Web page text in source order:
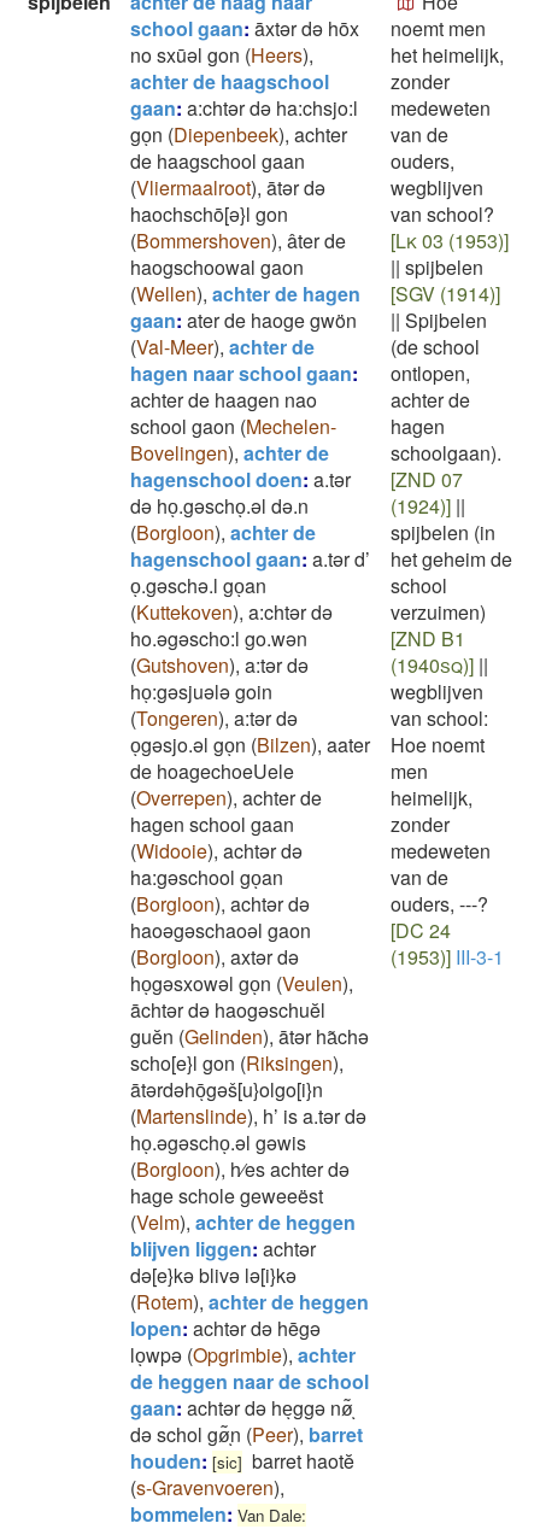
school gaan: āxtər də hōx
no sxūəl gon (Heers),
achter de haagschool
gaan: a:chtər də ha:chsjo:l
goͅn (Diepenbeek), achter
de haagschool gaan
(Vliermaalroot), ātər də
haochschō[ə}l gon
(Bommershoven), âter de
haogschoowal gaon
(Wellen), achter de hagen
gaan: ater de haoge gwön
(Val-Meer), achter de
hagen naar school gaan:
achter de haagen nao
school gaon (Mechelen-
Bovelingen), achter de
hagenschool doen: a.tər
də hoͅ.gəschoͅ.əl də.n
(Borgloon), achter de
hagenschool gaan: a.tər d’
oͅ.gəschə.l goͅan
(Kuttekoven), a:chtər də
ho.əgəscho:l go.wən
(Gutshoven), a:tər də
hoͅ:gəsjuələ goin
(Tongeren), a:tər də
oͅgəsjo.əl goͅn (Bilzen), aater
de hoagechoeUele
(Overrepen), achter de
hagen school gaan
(Widooie), achtər də
ha:gəschool goͅan
(Borgloon), achtər də
haoəgəschaoəl gaon
(Borgloon), axtər də
hoͅgəsxowəl goͅn (Veulen),
āchtər də haogəschuĕl
guĕn (Gelinden), ātər ha͂chə
scho[e}l gon (Riksingen),
ātərdəhōͅgəš[u}olgo[i}n
(Martenslinde), h’ is a.tər də
hoͅ.əgəschoͅ.əl gəwis
(Borgloon), h⁄es achter də
hage schole geweeëst
(Velm), achter de heggen
blijven liggen: achtər
də[e}kə blivə lə[i}kə
(Rotem), achter de heggen
lopen: achtər də hēgə
loͅwpə (Opgrimbie), achter
de heggen naar de school
gaan: achtər də heͅggə nø͂ͅ
də schol gø͂ͅn (Peer), barret
houden: [sic] barret haotĕ
(s-Gravenvoeren),
bommelen: Van Dale:
noemt men
het heimelijk,
zonder
medeweten
van de
ouders,
wegblijven
van school?
[Lk 03 (1953)]
|| spijbelen
[SGV (1914)]
|| Spijbelen
(de school
ontlopen,
achter de
hagen
schoolgaan).
[ZND 07
(1924)] ||
spijbelen (in
het geheim de
school
verzuimen)
[ZND B1
(1940sq)] ||
wegblijven
van school:
Hoe noemt
men
heimelijk,
zonder
medeweten
van de
ouders, ---?
[DC 24
(1953)] III-3-1